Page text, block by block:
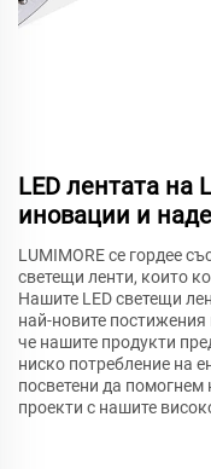
LED лентата на
иновации и
LUMIMORE се гордее
светещи ленти, които
Нашите LED светещи
най-новите постижения
че нашите продукти
ниско потребление на
посветени да помогнем
проекти с нашите